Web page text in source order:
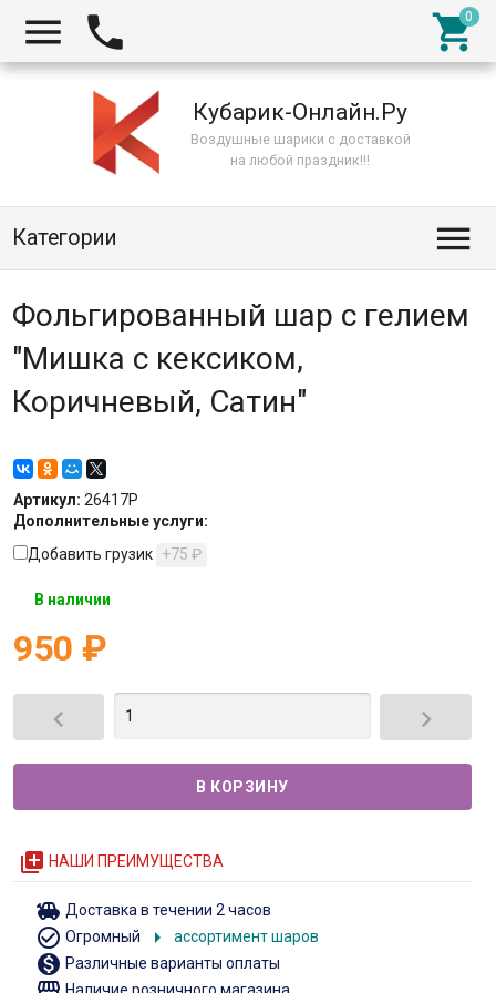
  
Кубарик-Онлайн.Ру
Воздушные шарики с доставкой
на любой праздник!!!
Категории 
Фольгированный шар с гелием
"Мишка с кексиком,
Коричневый, Сатин"
Артикул: 26417P
Дополнительные услуги:
Добавить грузик +75 ₽
В наличии
950 ₽
 
queue НАШИ ПРЕИМУЩЕСТВА
toys Доставка в течении 2 часов
check_circle_outline Огромный arrow_right ассортимент шаров
monetization_on Различные варианты оплаты